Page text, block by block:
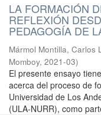
LA FORMACIÓN
REFLEXIÓN
PEDAGOGÍA DE
Mármol Montilla, Carlos
Momboy, 2021-03)
El presente ensayo
acerca del proceso de
Universidad de Los
(ULA-NURR), como